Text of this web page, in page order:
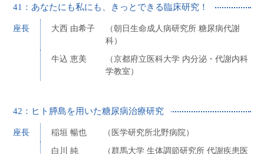
41：あなたにも私にも、きっとできる臨床研究！
座長 大西 由希子
（朝日生命成人病研究所 糖尿病代謝
科）
牛込 恵美
（京都府立医科大学 内分泌・代謝内科
学教室）
42：ヒト膵島を用いた糖尿病治療研究
座長 稲垣 暢也 （医学研究所北野病院）
白川 純 （群馬大学 生体調節研究所 代謝疾患医